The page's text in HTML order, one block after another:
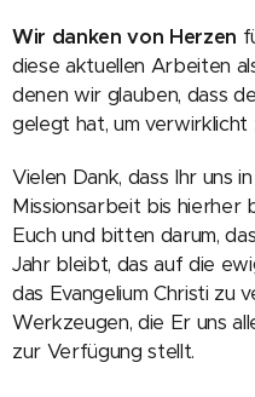
Wir danken von Herzen
diese aktuellen Arbeiten
denen wir glauben, dass
gelegt hat, um verwirklicht
Vielen Dank, dass Ihr uns
Missionsarbeit bis
Euch und bitten darum,
Jahr bleibt, das auf die
das Evangelium Christi zu
Werkzeugen, die Er uns
zur Verfügung stellt.